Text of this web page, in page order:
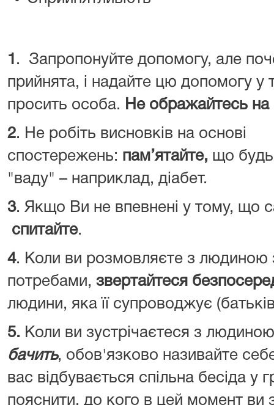
1 . Запропонуйте допомогу, але
прийнята, і надайте цю допомогу у
просить особа. Не ображайтесь на
2. Не робіть висновків на основі
спостережень: пам’ятайте, що
"ваду" – наприклад, діабет.
3. Якщо Ви не впевнені у тому, що
спитайте.
4. Коли ви розмовляєте з людиною
потребами, звертайтеся
людини, яка її супроводжує
5. Коли ви зустрічаєтеся з
бачить, обов'язково називайте
вас відбувається спільна бесіда у
пояснити, до кого в цей момент ви